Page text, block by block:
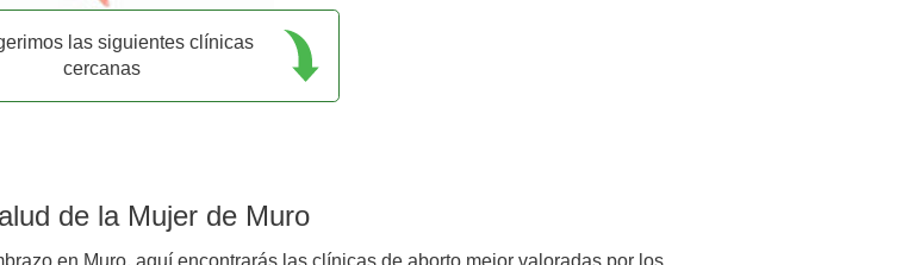
las siguientes clínicas
cercanas
de la Mujer de Muro
en Muro, aquí encontrarás las clínicas de aborto mejor valoradas por los